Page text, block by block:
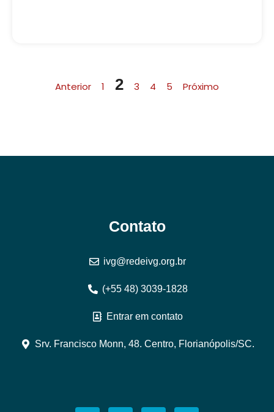
Anterior 1 2 3 4 5 Próximo
Contato
ivg@redeivg.org.br
(+55 48) 3039-1828
Entrar em contato
Srv. Francisco Monn, 48. Centro, Florianópolis/SC.